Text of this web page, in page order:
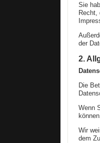
Sie
Recht,
der
2.
Die
Wenn
Wir
dem